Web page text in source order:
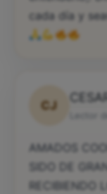
cada día y
CJ
AMADOS
SIDO DE
RECIBIENDO